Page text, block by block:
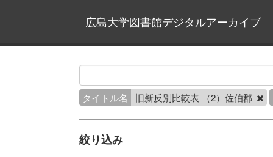
広島大学図書館デジタルアーカイブ
タイトル名 旧新反別比較表 （2）佐伯郡
絞り込み